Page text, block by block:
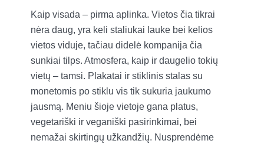
Kaip visada – pirma aplinka. Vietos čia tikrai
nėra daug, yra keli staliukai lauke bei kelios
vietos viduje, tačiau didelė kompanija čia
sunkiai tilps. Atmosfera, kaip ir daugelio tokių
vietų – tamsi. Plakatai ir stiklinis stalas su
monetomis po stiklu vis tik sukuria jaukumo
jausmą. Meniu šioje vietoje gana platus,
vegetariški ir veganiški pasirinkimai, bei
nemažai skirtingų užkandžių. Nusprendėme